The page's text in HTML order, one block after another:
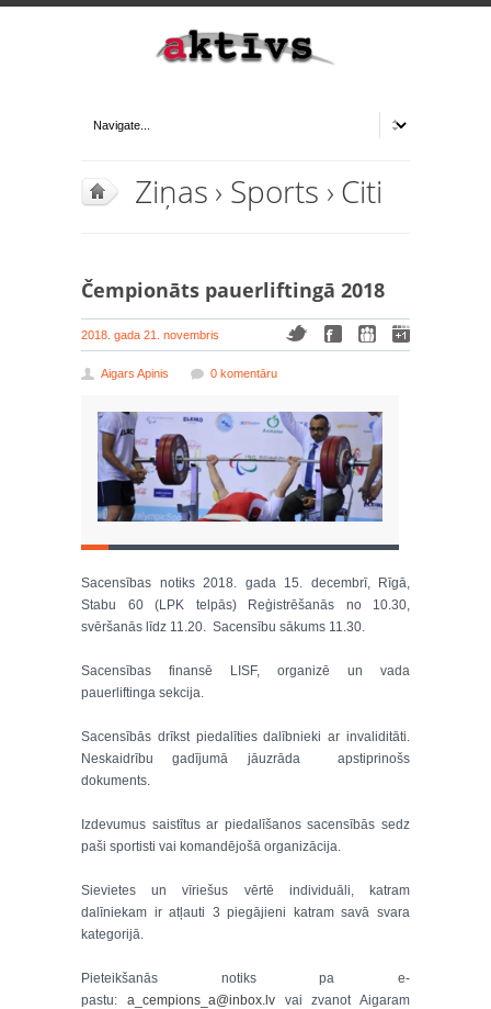
Ziņas › Sports › Citi
Čempionāts pauerliftingā 2018
2018. gada 21. novembris
Aigars Apinis 0 komentāru
Sacensības notiks 2018. gada 15. decembrī, Rīgā,
Stabu 60 (LPK telpās) Reģistrēšanās no 10.30,
svēršanās līdz 11.20. Sacensību sākums 11.30.
Sacensības finansē LISF, organizē un vada
pauerliftinga sekcija.
Sacensībās drīkst piedalīties dalībnieki ar invaliditāti.
Neskaidrību gadījumā jāuzrāda apstiprinošs
dokuments.
Izdevumus saistītus ar piedalīšanos sacensībās sedz
paši sportisti vai komandējošā organizācija.
Sievietes un vīriešus vērtē individuāli, katram
dalīniekam ir atļauti 3 piegājieni katram savā svara
kategorijā.
Pieteikšanās notiks pa e-
pastu: a_cempions_a@inbox.lvvai zvanot Aigaram